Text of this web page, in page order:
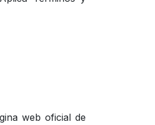
web oficial de